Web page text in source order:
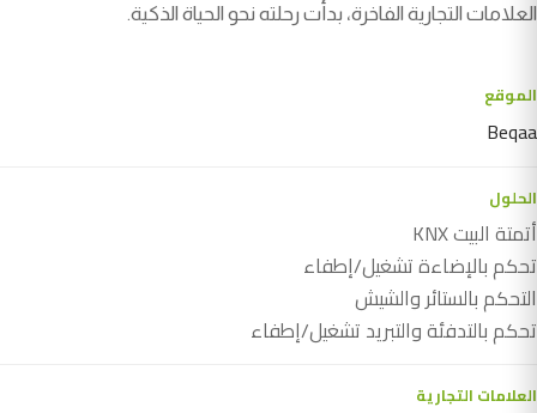
العلامات التجارية الفاخرة، بدأت رحلته نحو الحياة الذكية.
الموقع
Beqaa
الحلول
أتمتة البيت KNX
تحكم بالإضاءة تشغيل/إطفاء
التحكم بالستائر والشيش
تحكم بالتدفئة والتبريد تشغيل/إطفاء
العلامات التجارية